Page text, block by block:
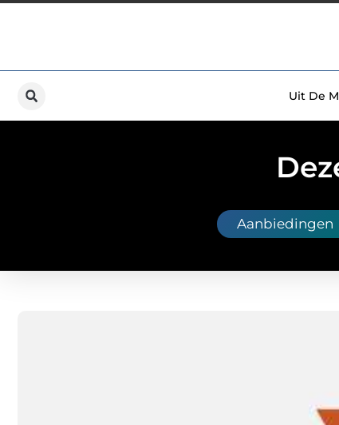
Uit De
Aanbiedingen